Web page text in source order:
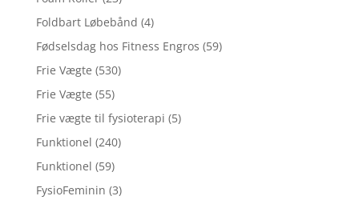
Foldbart Løbebånd (4)
Fødselsdag hos Fitness Engros (59)
Frie Vægte (530)
Frie Vægte (55)
Frie vægte til fysioterapi (5)
Funktionel (240)
Funktionel (59)
FysioFeminin (3)